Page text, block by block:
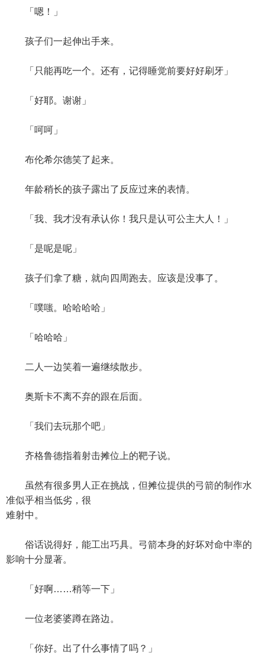
「嗯！」
孩子们一起伸出手来。
「只能再吃一个。还有，记得睡觉前要好好刷牙」
「好耶。谢谢」
「呵呵」
布伦希尔德笑了起来。
年龄稍长的孩子露出了反应过来的表情。
「我、我才没有承认你！我只是认可公主大人！」
「是呢是呢」
孩子们拿了糖，就向四周跑去。应该是没事了。
「噗嗤。哈哈哈哈」
「哈哈哈」
二人一边笑着一遍继续散步。
奥斯卡不离不弃的跟在后面。
「我们去玩那个吧」
齐格鲁德指着射击摊位上的靶子说。
虽然有很多男人正在挑战，但摊位提供的弓箭的制作水
准似乎相当低劣，很
难射中。
俗话说得好，能工出巧具。弓箭本身的好坏对命中率的
影响十分显著。
「好啊……稍等一下」
一位老婆婆蹲在路边。
「你好。出了什么事情了吗？」